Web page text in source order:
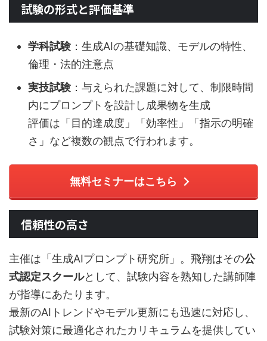
試験の形式と評価基準
学科試験 ：生成AIの基礎知識、モデルの特性、
倫理・法的注意点
実技試験 ：与えられた課題に対して、制限時間
内にプロンプトを設計し成果物を生成
評価は「目的達成度」「効率性」「指示の明確
さ」など複数の観点で行われます。
無料セミナーはこちら
信頼性の高さ
主催は「生成AIプロンプト研究所」。飛翔はその公
式認定スクールとして、試験内容を熟知した講師陣
が指導にあたります。
最新のAIトレンドやモデル更新にも迅速に対応し、
試験対策に最適化されたカリキュラムを提供してい